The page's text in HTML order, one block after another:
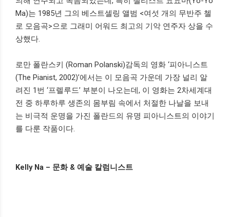
Ma)는 1985년 그의 베스트셀링 앨범 <여섯 개의 무반주 첼
로 모음곡>으로 그래미 어워드 최고의 기악 연주자 상을 수
상했다.
로만 폴란스키 (Roman Polanski)감독의 영화 ‘피아니스트
(The Pianist, 2002)’에서는 이 모음곡 가운데 가장 널리 알
려진 1 번 ‘프렐루드’ 부분이 나오는데, 이 영화는 2차세계대
전 중 하루하루 생존의 몸부림 속에서 처절한 나날을 보내
는 비극적 운명을 가진 폴란드의 유명 피아니스트의 이야기
를 다룬 작품이다.
Kelly Na – 문화 & 예술 칼럼니스트